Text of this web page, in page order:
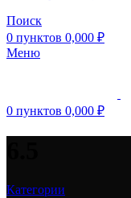
Поиск
0 пунктов 0,000 ₽
Меню
0 пунктов 0,000 ₽
Категории